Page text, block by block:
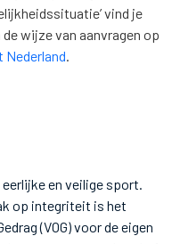
vind je
de wijze van aanvragen op
Nederland.
en veilige sport.
op integriteit is het
(VOG) voor de eigen